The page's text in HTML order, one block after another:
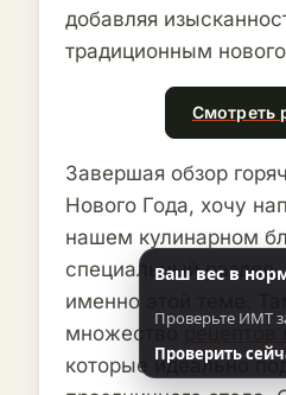
добавляя
традиционным
Смотреть
Завершая обзор
Нового Года, хочу
нашем кулинарном
специальный раздел,
именно этой теме.
множество
рецептов
которые идеально
Ваш вес в
Проверьте ИМТ
Проверить